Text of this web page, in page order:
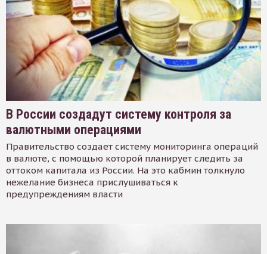
В России создадут систему контроля за
валютными операциями
Правительство создает систему мониторинга операций
в валюте, с помощью которой планирует следить за
оттоком капитала из России. На это кабмин толкнуло
нежелание бизнеса прислушиваться к
предупреждениям власти